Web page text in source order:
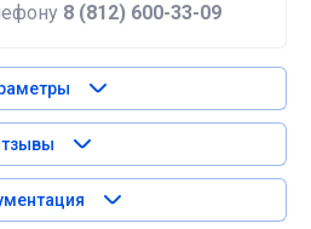
8 (812) 600-33-09